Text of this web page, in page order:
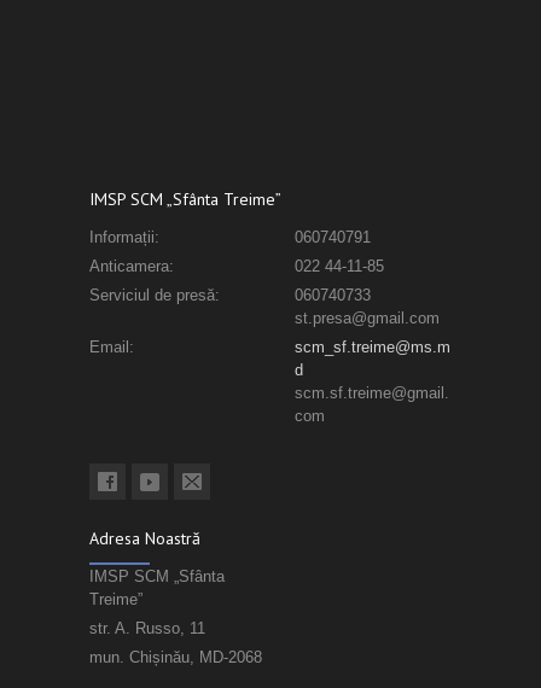
IMSP SCM „Sfânta Treime”
Informații:
060740791
Anticamera:
022 44-11-85
Serviciul de presă:
060740733
st.presa@gmail.com
Email:
scm_sf.treime@ms.m
d
scm.sf.treime@gmail.
com
Adresa Noastră
IMSP SCM „Sfânta
Treime”
str. A. Russo, 11
mun. Chișinău, MD-2068